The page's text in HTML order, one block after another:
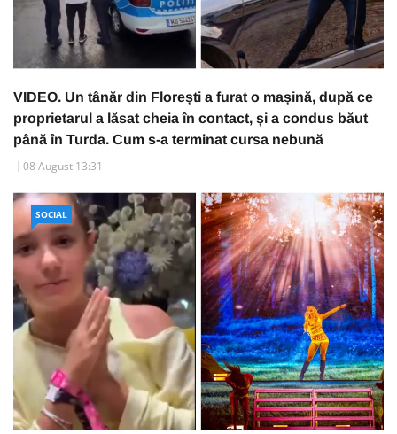
VIDEO. Un tânăr din Florești a furat o mașină, după ce
proprietarul a lăsat cheia în contact, și a condus băut
până în Turda. Cum s-a terminat cursa nebună
08 August 13:31
SOCIAL